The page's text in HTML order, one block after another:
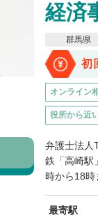
経済
群馬県
初
オンライン
役所から近
弁護士法人
鉄「高崎駅
時から18時
最寄駅